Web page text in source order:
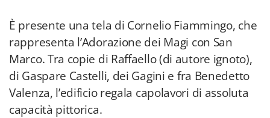
È presente una tela di Cornelio Fiammingo, che
rappresenta l’Adorazione dei Magi con San
Marco. Tra copie di Raffaello (di autore ignoto),
di Gaspare Castelli, dei Gagini e fra Benedetto
Valenza, l’edificio regala capolavori di assoluta
capacità pittorica.